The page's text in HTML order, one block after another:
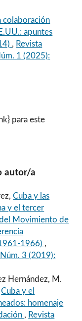
colaboración
apuntes
, Revista
1 (2025):
para este
autor/a
Cuba y las
y el tercer
Movimiento de
1966) ,
3 (2019):
Hernández, M.
Cuba y el
homenaje
, Revista